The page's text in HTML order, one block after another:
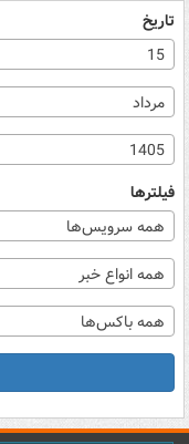
تاریخ
15
مرداد
1405
فیلترها
همه سرویس‌ها
همه انواع خبر
همه باکس‌ها